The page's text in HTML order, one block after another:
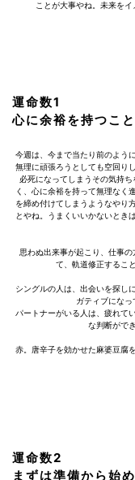
ことが大事やね。未来を
運命数1
心に余裕を持つこ
今週は、今まで当たり前のよう
無理に頑張ろうとしても空回り
必死になってしまうその気持
く、心に余裕を持って無理なく
を締め付けてしまうようなやり
とやね。うまくいいかないとき
思わぬ出来事が起こり、仕事
て、軌道修正するこ
シングルの人は、出会いを探し
ガティブになっ
パートナーがいる人は、疲れて
な判断がで
赤。唐辛子を効かせた麻婆豆腐
運命数2
まずは準備から始